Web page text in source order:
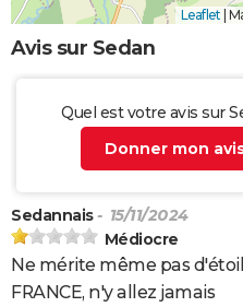
Leaflet
Avis sur Sedan
Quel est votre avis sur
Donner mon
Sedannais- 15/11/2024
Médiocre
Ne mérite même pas
FRANCE, n'y allez jamais